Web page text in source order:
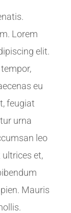
Lorem
elit.
eu
feugiat
urna
leo
et,
Mauris